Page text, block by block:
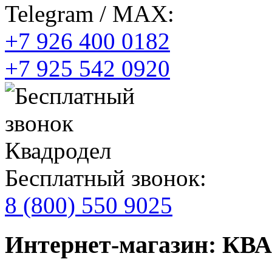
Telegram / MAX:
+7 926 400 0182
+7 925 542 0920
Бесплатный звонок:
8 (800) 550 9025
Интернет-магазин: